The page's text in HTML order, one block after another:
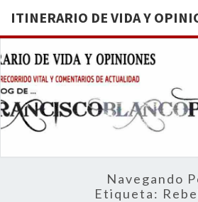
ITINERARIO DE VIDA Y
Navegando
Etiqueta: